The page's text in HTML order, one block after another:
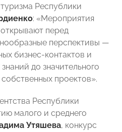
Республики
: «Мероприятия
перед
перспективы —
бизнес-контактов и
до значительного
проектов».
Республики
малого и среднего
Утяшева, конкурс